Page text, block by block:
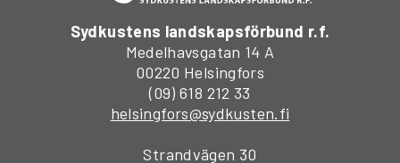
Sydkustens landskapsförbund r.f.
Medelhavsgatan 14 A
00220 Helsingfors
(09) 618 212 33
helsingfors@sydkusten.fi
Strandvägen 30